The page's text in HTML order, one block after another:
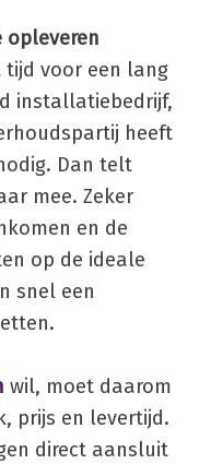
opleveren
tijd voor een lang
installatiebedrijf,
heeft
Dan telt
mee. Zeker
en de
op de ideale
snel een
wil, moet daarom
prijs en levertijd.
direct aansluit